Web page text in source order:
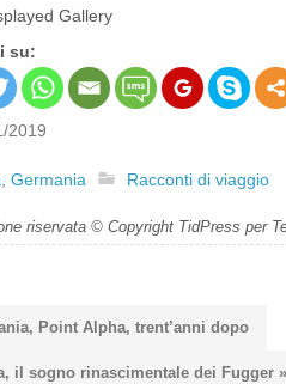
Gallery
su:
2019
, Germania Racconti di viaggio
riservata © Copyright TidPress per
Point Alpha, trent’anni dopo
il sogno rinascimentale dei Fugger »